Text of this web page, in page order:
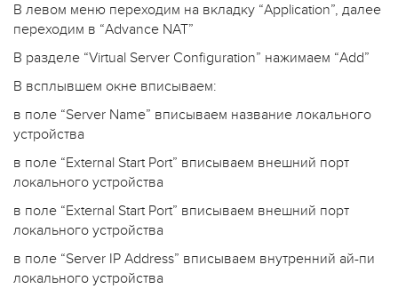
В левом меню переходим на вкладку “Application”, далее
переходим в “Advance NAT”
В разделе “Virtual Server Configuration” нажимаем “Add”
В всплывшем окне вписываем:
в поле “Server Name” вписываем название локального
устройства
в поле “External Start Port” вписываем внешний порт
локального устройства
в поле “External Start Port” вписываем внешний порт
локального устройства
в поле “Server IP Address” вписываем внутренний ай-пи
локального устройства